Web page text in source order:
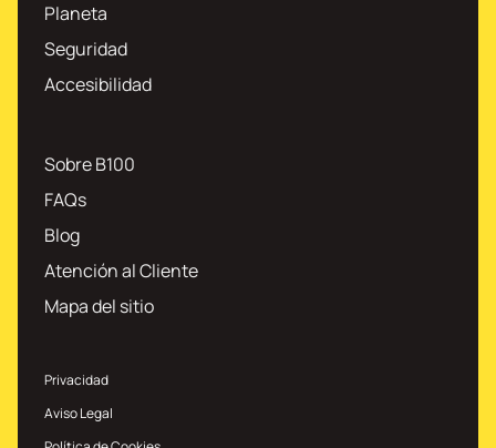
Planeta
Seguridad
Accesibilidad
Sobre B100
FAQs
Blog
Atención al Cliente
Mapa del sitio
Privacidad
Aviso Legal